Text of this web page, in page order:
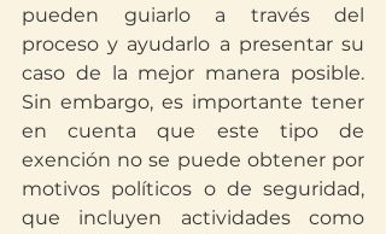
pueden guiarlo a través del
proceso y ayudarlo a presentar su
caso de la mejor manera posible.
Sin embargo, es importante tener
en cuenta que este tipo de
exención no se puede obtener por
motivos políticos o de seguridad,
que incluyen actividades como